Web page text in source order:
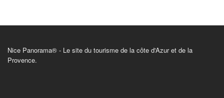
Nice Panorama® - Le site du tourisme de la côte d'Azur et de la
Provence.